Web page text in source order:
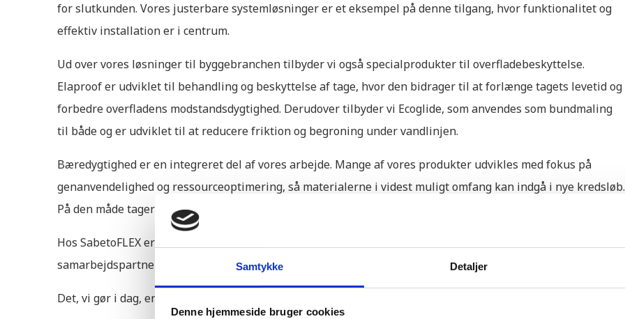
Samtykke Detaljer
Denne hjemmeside bruger cookies
for slutkunden. Vores justerbare systemløsninger er et eksempel på denne tilgang, hvor funktionalitet og
effektiv installation er i centrum.
Ud over vores løsninger til byggebranchen tilbyder vi også specialprodukter til overfladebeskyttelse.
Elaproof er udviklet til behandling og beskyttelse af tage, hvor den bidrager til at forlænge tagets levetid og
forbedre overfladens modstandsdygtighed. Derudover tilbyder vi Ecoglide, som anvendes som bundmaling
til både og er udviklet til at reducere friktion og begroning under vandlinjen.
Bæredygtighed er en integreret del af vores arbejde. Mange af vores produkter udvikles med fokus på
genanvendelighed og ressourceoptimering, så materialerne i videst muligt omfang kan indgå i nye kredsløb.
På den måde tager vi ansvar - ikke kun for nutidens løsninger, men også for fremtidens byggeri.
Hos SabetoFLEX er vores målsætning enkel: at levere løsninger, der skaber værdi for både kunder,
samarbejdspartnere og miljøet.
Det, vi gør i dag, er med til at forme morgendagens løsninger.